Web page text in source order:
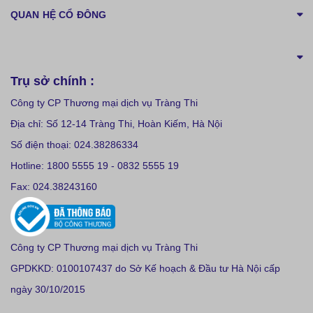
QUAN HỆ CỔ ĐÔNG
Trụ sở chính :
Công ty CP Thương mại dịch vụ Tràng Thi
Địa chỉ: Số 12-14 Tràng Thi, Hoàn Kiếm, Hà Nội
Số điện thoại: 024.38286334
Hotline: 1800 5555 19 - 0832 5555 19
Fax: 024.38243160
Công ty CP Thương mại dịch vụ Tràng Thi
GPDKKD: 0100107437 do Sở Kế hoạch & Đầu tư Hà Nội cấp
ngày 30/10/2015